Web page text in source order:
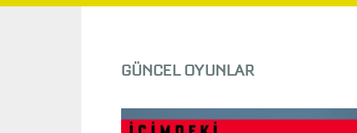
Y
N
L
GÜNCEL OYUNLAR